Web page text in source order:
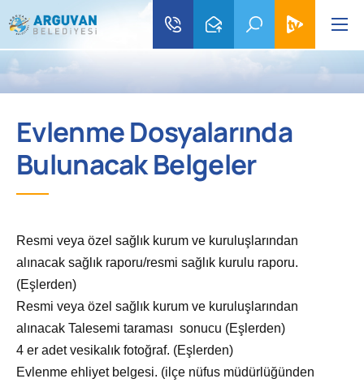
Evlenme Dosyalarında
Bulunacak Belgeler
Resmi veya özel sağlık kurum ve kuruluşlarından
alınacak sağlık raporu/resmi sağlık kurulu raporu.
(Eşlerden)
Resmi veya özel sağlık kurum ve kuruluşlarından
alınacak Talesemi taraması sonucu (Eşlerden)
4 er adet vesikalık fotoğraf. (Eşlerden)
Evlenme ehliyet belgesi. (ilçe nüfus müdürlüğünden